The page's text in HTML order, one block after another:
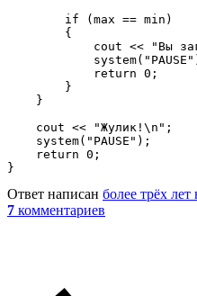
if (max == min)
        {
cout << "Вы
            return 0;
        }
    }
    cout << "Жулик!\n";
    system("PAUSE");
    return 0;
}
Ответ написан более трёх лет
7 комментариев